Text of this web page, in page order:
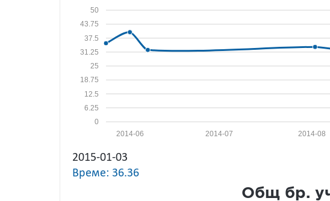
0
6.25
12.5
18.75
25
31.25
37.5
43.75
50
2014-08
2014-07
2014-06
2015-01-03
Време: 36.36
Общ бр.